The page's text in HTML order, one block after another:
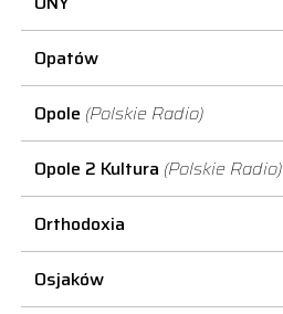
Opatów
Opole (Polskie Radio)
Opole 2 Kultura (Polskie Radio)
Orthodoxia
Osjaków